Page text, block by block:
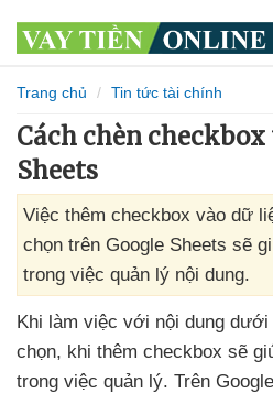
Trang chủ Tin tức tài chính
Cách chèn
Sheets
Việc thêm checkbox vào dữ
chọn trên Google Sheets sẽ
trong việc quản lý nội dung.
Khi làm việc với nội dung dưới
chọn, khi thêm checkbox sẽ
trong việc quản lý. Trên